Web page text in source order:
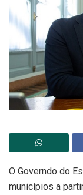
O Governdo do
municípios a